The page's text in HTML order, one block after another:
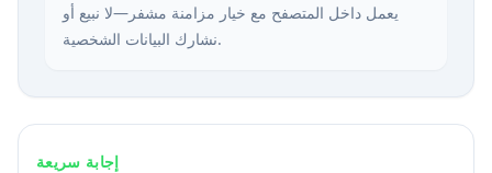
يعمل داخل المتصفح مع خيار مزامنة مشفر—لا نبيع أو
نشارك البيانات الشخصية.
إجابة سريعة